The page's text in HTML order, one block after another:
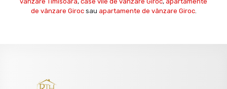
de vânzare Girocsau apartamente de vânzare Giroc.